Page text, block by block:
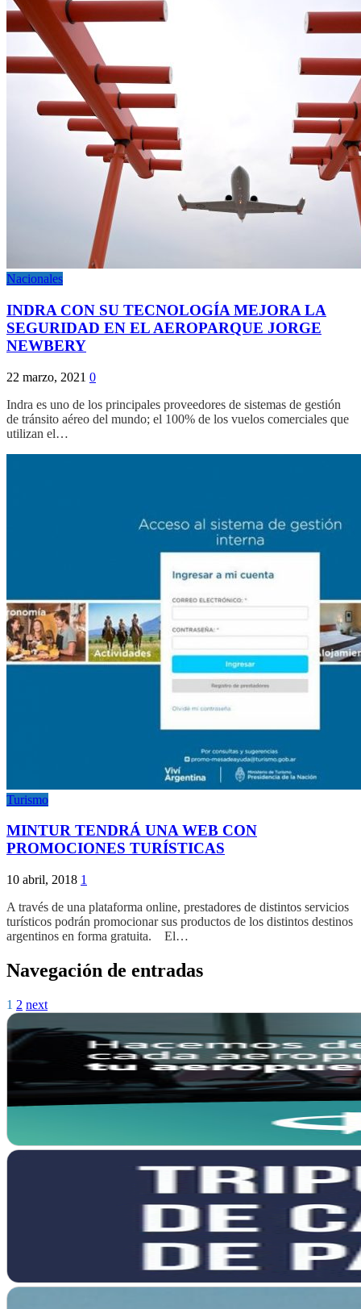
Nacionales
INDRA CON SU TECNOLOGÍA MEJORA LA
SEGURIDAD EN EL AEROPARQUE JORGE
NEWBERY
22 marzo, 2021 0
Indra es uno de los principales proveedores de sistemas de gestión
de tránsito aéreo del mundo; el 100% de los vuelos comerciales que
utilizan el…
Turismo
MINTUR TENDRÁ UNA WEB CON
PROMOCIONES TURÍSTICAS
10 abril, 2018 1
A través de una plataforma online, prestadores de distintos servicios
turísticos podrán promocionar sus productos de los distintos destinos
argentinos en forma gratuita. El…
Navegación de entradas
1 2 next